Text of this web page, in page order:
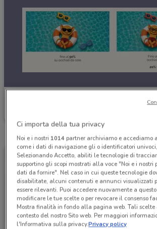
Ci importa della tua privacy
Noi e i nostri 1014partner archiviamo e accediamo
come i dati di navigazione gli o identificatori
Selezionando Accetto, abiliti le tecnologie di
supportino gli scopi mostrati alla voce "Noi e i nostri
dati da fornire". Nel caso in cui queste tecnologie
disabilitate, alcuni contenuti e annunci visualizzati
essere rilevanti. Puoi accedere nuovamente a
modificare le tue scelte o per revocare il consenso
Mostra finalità in fondo alla pagina web. Tali
contesto del nostro Sito web. Per maggiori
l'Informativa sulla privacy.Privacy policy